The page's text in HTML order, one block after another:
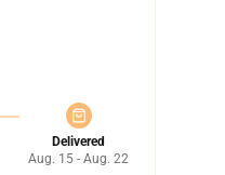
Delivered
Aug. 15 - Aug. 22